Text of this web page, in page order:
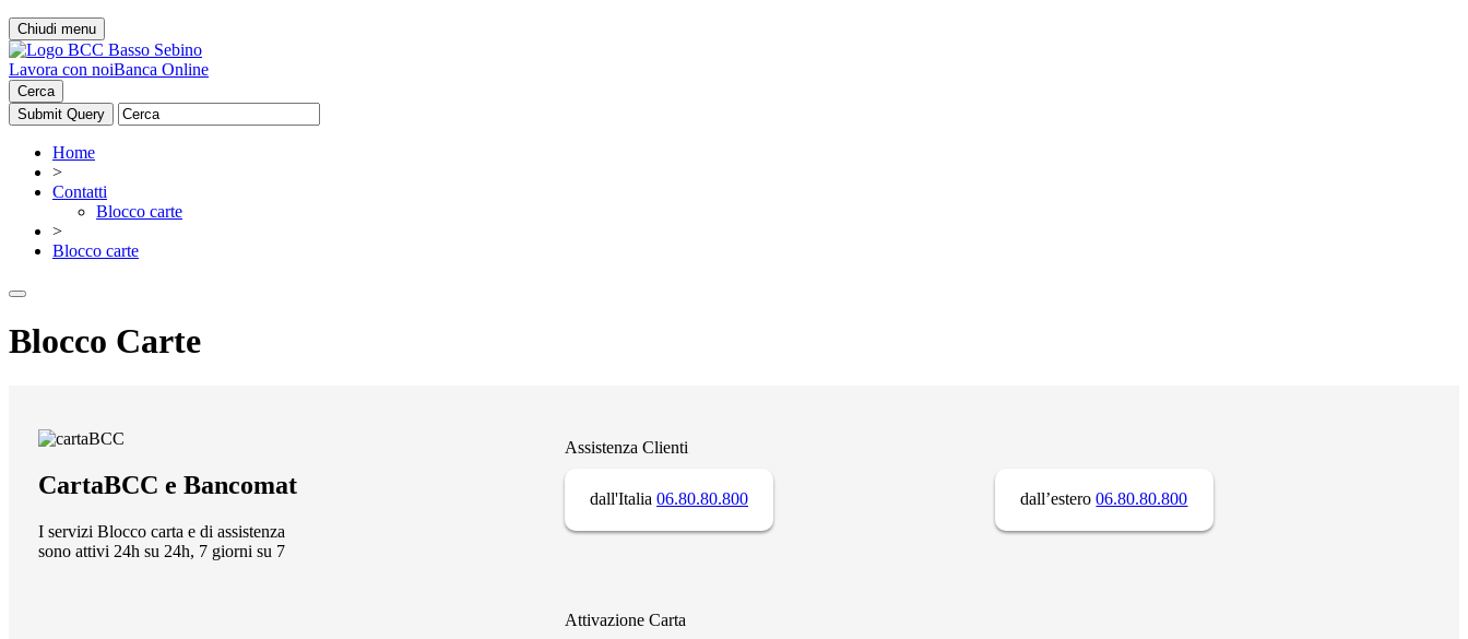
Chiudi menu
Lavora con noiBanca Online
Cerca
Home
>
Contatti
Blocco carte
>
Blocco carte
Blocco Carte
CartaBCC e Bancomat
I servizi Blocco carta e di assistenza
sono attivi 24h su 24h, 7 giorni su 7
Assistenza Clienti
dall'Italia06.80.80.800 dall’estero06.80.80.800
Attivazione Carta